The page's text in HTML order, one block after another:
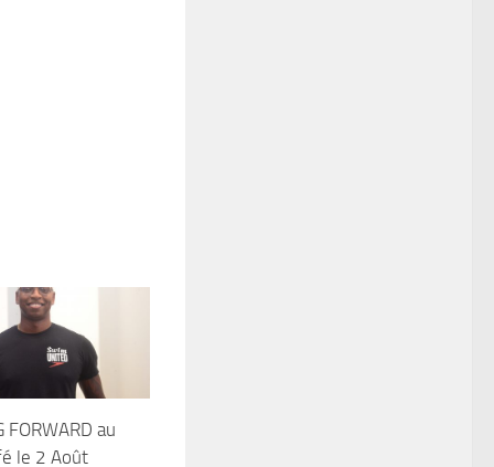
FORWARD au
le 2 Août